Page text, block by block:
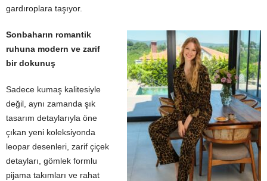
gardıroplara taşıyor.
Sonbaharın romantik
ruhuna modern ve zarif
bir dokunuş
Sadece kumaş kalitesiyle
değil, aynı zamanda şık
tasarım detaylarıyla öne
çıkan yeni koleksiyonda
leopar desenleri, zarif çiçek
detayları, gömlek formlu
pijama takımları ve rahat